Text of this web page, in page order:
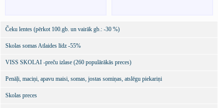
Čeku lentes (pērkot 100.gb. un vairāk gb.: -30 %)
Skolas somas Atlaides līdz -55%
VISS SKOLAI -preču izlase (260 populārākās preces)
Penāļi, maciņi, apavu maisi, somas, jostas somiņas, atslēgu piekariņi
Skolas preces